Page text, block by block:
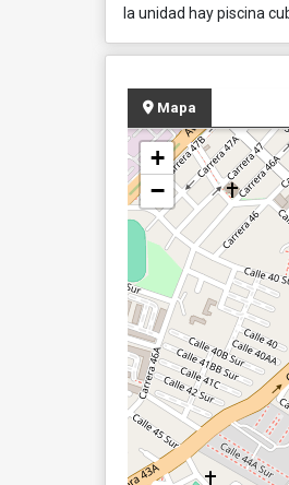
la unidad hay piscina
Mapa
+
−